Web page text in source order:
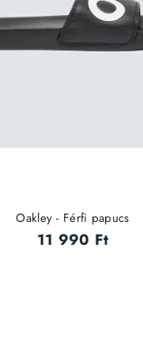
Oakley - Férfi papucs
11 990 Ft